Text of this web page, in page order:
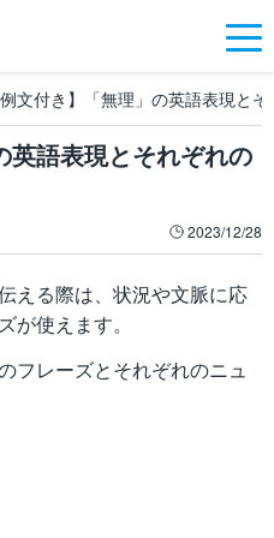
例文付き】「無理」の英語表現と
英語表現とそれぞれの
2023/12/28
える際は、状況や文脈に応
が使えます。
フレーズとそれぞれのニュ